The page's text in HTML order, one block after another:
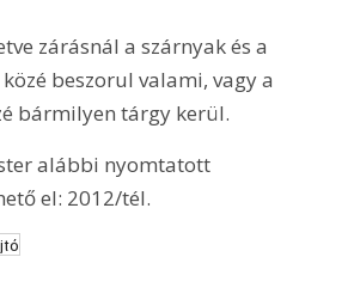
zárásnál a szárnyak és a
beszorul valami, vagy a
bármilyen tárgy kerül.
alábbi nyomtatott
el: 2012/tél.